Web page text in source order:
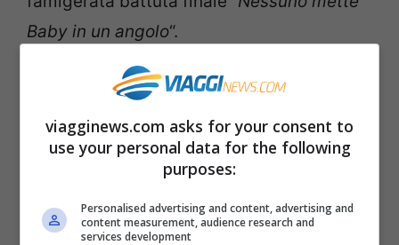
Baby in un angolo“.
viagginews.com asks for your consent to
use your personal data for the following
purposes:
Personalised advertising and content, advertising and
content measurement, audience research and
services development